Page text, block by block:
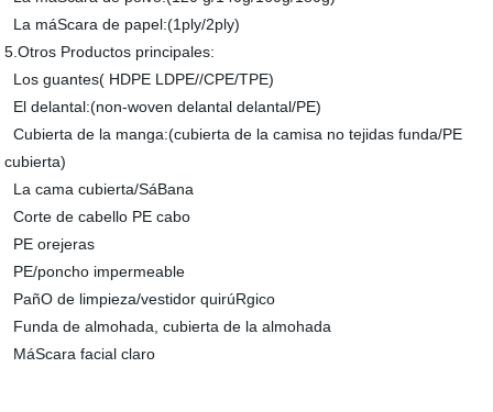
La máScara de papel:(1ply/2ply)
5.Otros Productos principales:
Los guantes( HDPE LDPE//CPE/TPE)
El delantal:(non-woven delantal delantal/PE)
Cubierta de la manga:(cubierta de la camisa no tejidas funda/PE
cubierta)
La cama cubierta/SáBana
Corte de cabello PE cabo
PE orejeras
PE/poncho impermeable
PañO de limpieza/vestidor quirúRgico
Funda de almohada, cubierta de la almohada
MáScara facial claro